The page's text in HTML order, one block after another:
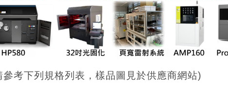
考下列規格列表，樣品圖見於供應商網站)